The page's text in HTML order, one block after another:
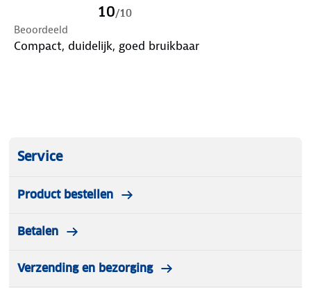
10/10
Beoordeeld
Compact, duidelijk, goed bruikbaar
Service
Product bestellen
Betalen
Verzending en bezorging